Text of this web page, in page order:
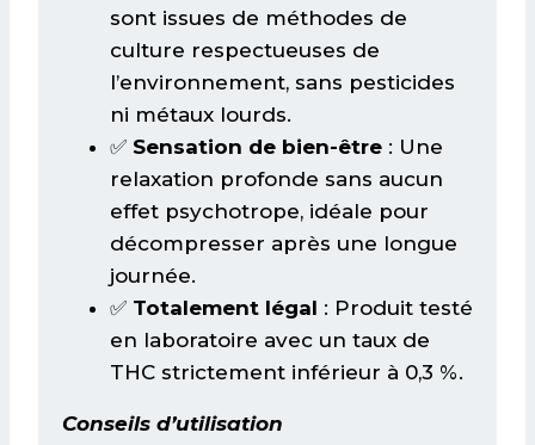
sont issues de méthodes de
culture respectueuses de
l’environnement, sans pesticides
ni métaux lourds.
✅ Sensation de bien-être : Une
relaxation profonde sans aucun
effet psychotrope, idéale pour
décompresser après une longue
journée.
✅ Totalement légal : Produit testé
en laboratoire avec un taux de
THC strictement inférieur à 0,3 %.
Conseils d’utilisation